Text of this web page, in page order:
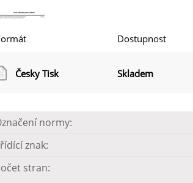
Dostupnost
Česky Tisk Skladem
normy:
znak:
stran: